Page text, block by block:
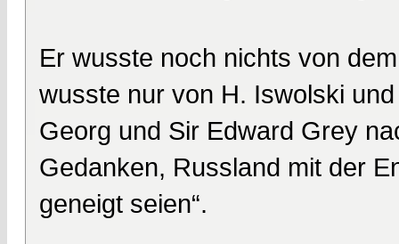
Er wusste noch nichts von
wusste nur von H. Iswolski
Georg und Sir Edward Grey
Gedanken, Russland mit der
geneigt seien“.